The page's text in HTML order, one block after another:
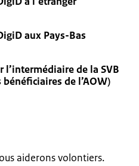
aux Pays-Bas
l’intermédiaire de la SVB
de l’AOW)
aiderons volontiers.